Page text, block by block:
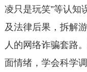
凌只是玩笑”等认知
及法律后果，拆解
人的网络诈骗套路
面情绪，学会科学